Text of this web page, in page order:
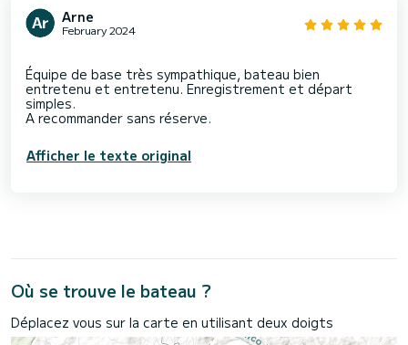
Arne
February 2024
Équipe de base très sympathique, bateau bien
entretenu et entretenu. Enregistrement et départ
simples.
Afficher le texte original
Où se trouve le bateau ?
Déplacez vous sur la carte en utilisant deux doigts